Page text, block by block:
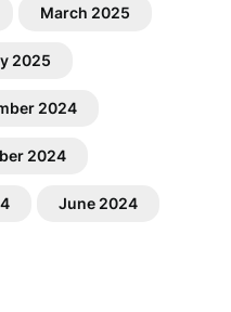
March 2025
2025
2024
2024
June 2024